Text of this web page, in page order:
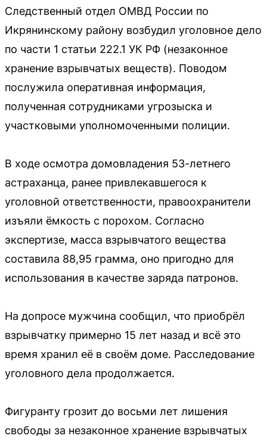
Следственный отдел ОМВД России по
Икрянинскому району возбудил уголовное дело
по части 1 статьи 222.1 УК РФ (незаконное
хранение взрывчатых веществ). Поводом
послужила оперативная информация,
полученная сотрудниками угрозыска и
участковыми уполномоченными полиции.
В ходе осмотра домовладения 53-летнего
астраханца, ранее привлекавшегося к
уголовной ответственности, правоохранители
изъяли ёмкость с порохом. Согласно
экспертизе, масса взрывчатого вещества
составила 88,95 грамма, оно пригодно для
использования в качестве заряда патронов.
На допросе мужчина сообщил, что приобрёл
взрывчатку примерно 15 лет назад и всё это
время хранил её в своём доме. Расследование
уголовного дела продолжается.
Фигуранту грозит до восьми лет лишения
свободы за незаконное хранение взрывчатых